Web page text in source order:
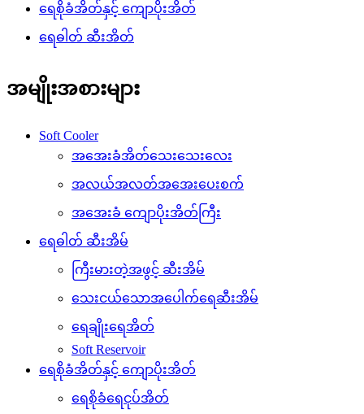
ရေစိုခံအိတ်နှင့် ကျောပိုးအိတ်
ရေဓါတ် ဆီးအိတ်
အမျိုးအစားများ
Soft Cooler
အအေးခံအိတ်သေးသေးလေး
အလယ်အလတ်အအေးပေးစက်
အအေးခံ ကျောပိုးအိတ်ကြီး
ရေဓါတ် ဆီးအိမ်
ကြီးမားတဲ့အဖွင့် ဆီးအိမ်
သေးငယ်သောအပေါက်ရေဆီးအိမ်
ရေချိုးရေအိတ်
Soft Reservoir
ရေစိုခံအိတ်နှင့် ကျောပိုးအိတ်
ရေစိုခံရေငုပ်အိတ်